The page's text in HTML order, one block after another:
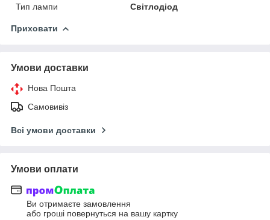
Тип лампи
Світлодіод
Приховати
Умови доставки
Нова Пошта
Самовивіз
Всі умови доставки
Умови оплати
Ви отримаєте замовлення
або гроші повернуться на вашу картку